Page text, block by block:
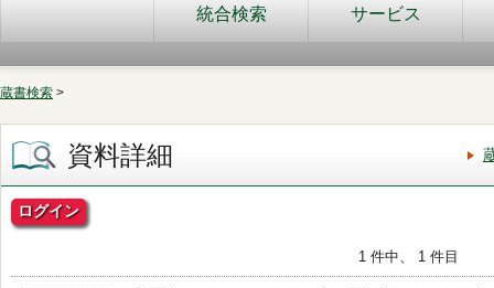
統合検索
サービス
蔵書検索 >
資料詳細
ログイン
1 件中、 1 件目